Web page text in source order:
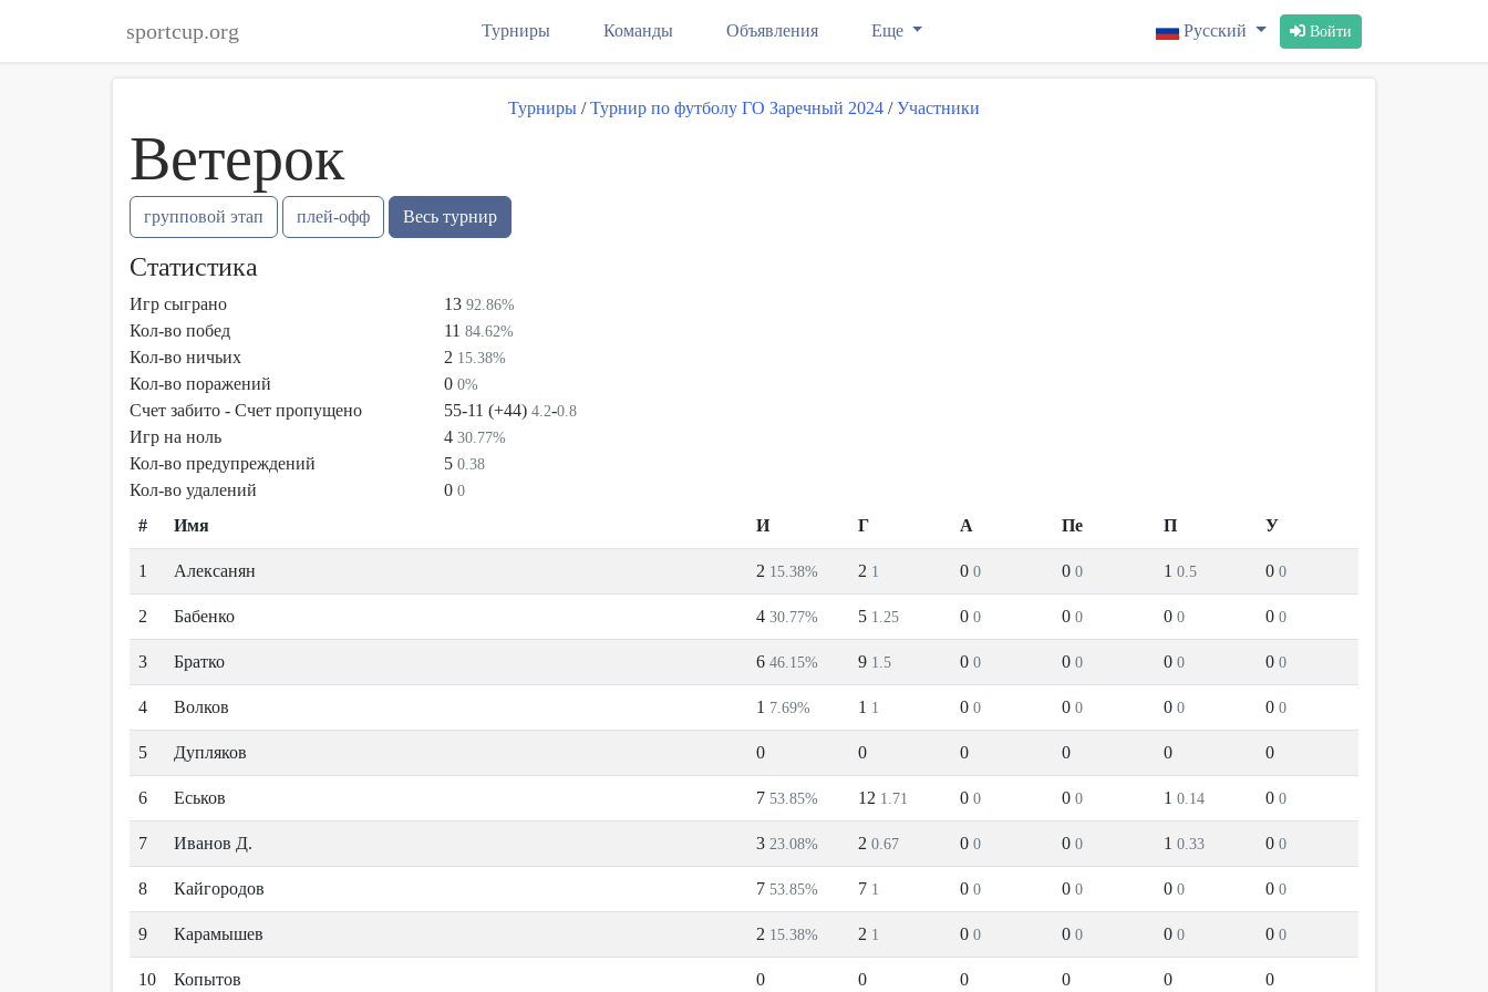
sportcup.org Турниры Команды Объявления Еще Русский Войти
Турниры / Турнир по футболу ГО Заречный 2024 / Участники
Ветерок
групповой этап плей-офф Весь турнир
Статистика
Игр сыграно 13 92.86%
Кол-во побед 11 84.62%
Кол-во ничьих 2 15.38%
Кол-во поражений 0 0%
Счет забито - Счет пропущено 55-11 (+44) 4.2-0.8
Игр на ноль 4 30.77%
Кол-во предупреждений 5 0.38
Кол-во удалений 0 0
# Имя И Г А Пе П У
1 Алексанян 2 15.38% 2 1 0 0 0 0 1 0.5 0 0
2 Бабенко 4 30.77% 5 1.25 0 0 0 0 0 0 0 0
3 Братко 6 46.15% 9 1.5 0 0 0 0 0 0 0 0
4 Волков 1 7.69% 1 1 0 0 0 0 0 0 0 0
5 Дупляков 0 0 0 0 0 0
6 Еськов 7 53.85% 12 1.71 0 0 0 0 1 0.14 0 0
7 Иванов Д. 3 23.08% 2 0.67 0 0 0 0 1 0.33 0 0
8 Кайгородов 7 53.85% 7 1 0 0 0 0 0 0 0 0
9 Карамышев 2 15.38% 2 1 0 0 0 0 0 0 0 0
10 Копытов 0 0 0 0 0 0